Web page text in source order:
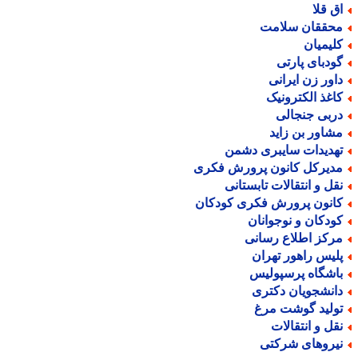
قلا
سلامت
پارتی
زن ایرانی
الکترونیک
جنجالی
بن زاید
سایبری دشمن
کانون پرورش فکری
و انتقالات تابستانی
پرورش فکری کودکان
و نوجوانان
اطلاع رسانی
راهور تهران
پرسپولیس
دکتری
گوشت مرغ
و انتقالات
شرکتی